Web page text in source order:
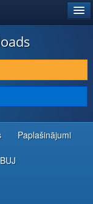
Paplašinājumi
BUJ